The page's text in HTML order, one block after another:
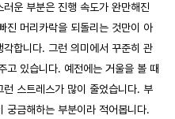
운 부분은 진행 속도가 완만해진
진 머리카락을 되돌리는 것만이 아
합니다. 그런 의미에서 꾸준히 관
고 있습니다. 예전에는 거울을 볼 때
스트레스가 많이 줄었습니다. 부
궁금해하는 부분이라 적어봅니다.